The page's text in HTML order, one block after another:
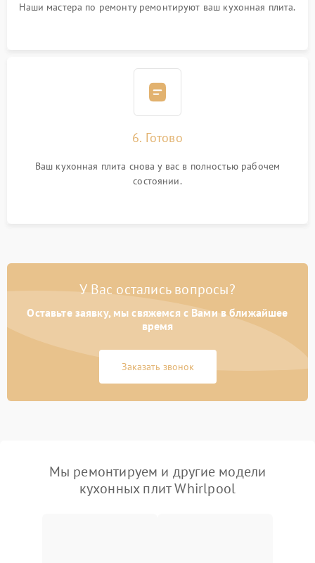
Наши мастера по ремонту ремонтируют ваш кухонная плита.
6. Готово
Ваш кухонная плита снова у вас в полностью рабочем
состоянии.
У Вас остались вопросы?
Оставьте заявку, мы свяжемся с Вами в ближайшее
время
Заказать звонок
Мы ремонтируем и другие модели
кухонных плит Whirlpool